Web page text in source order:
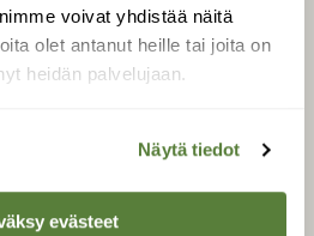
voivat yhdistää näitä
olet antanut heille tai joita on
heidän palvelujaan.
Näytä tiedot
evästeet
SUOMEN LUONNON­
Suomen Luonto -lehden
luonnonsuojelu­liitto.